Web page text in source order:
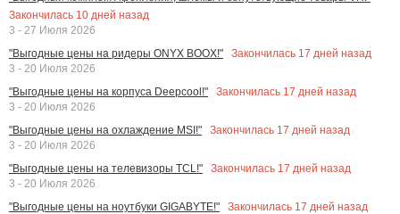
Закончилась 10 дней назад
3 - 27 Июля 2026
"Выгодные цены на ридеры ONYX BOOX!"
Закончилась 17 дней назад
3 - 20 Июля 2026
"Выгодные цены на корпуса Deepcool!"
Закончилась 17 дней назад
3 - 20 Июля 2026
"Выгодные цены на охлаждение MSI!"
Закончилась 17 дней назад
3 - 20 Июля 2026
"Выгодные цены на телевизоры TCL!"
Закончилась 17 дней назад
3 - 20 Июля 2026
"Выгодные цены на ноутбуки GIGABYTE!"
Закончилась 17 дней назад